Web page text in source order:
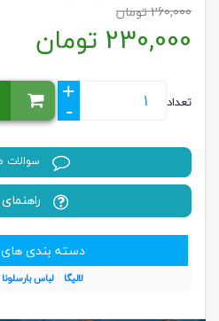
260,000تومان
230,000 تومان
تعداد
+
-
سوالات
دسته بندی
لالیگا لباس بارسلونا